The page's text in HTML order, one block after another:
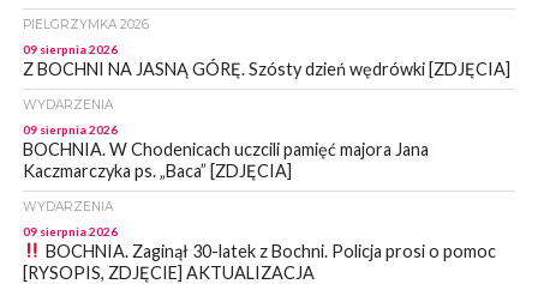
PIELGRZYMKA 2026
09 sierpnia 2026
Z BOCHNI NA JASNĄ GÓRĘ. Szósty dzień wędrówki [ZDJĘCIA]
WYDARZENIA
09 sierpnia 2026
BOCHNIA. W Chodenicach uczcili pamięć majora Jana
Kaczmarczyka ps. „Baca” [ZDJĘCIA]
WYDARZENIA
09 sierpnia 2026
BOCHNIA. Zaginął 30-latek z Bochni. Policja prosi o pomoc
[RYSOPIS, ZDJĘCIE] AKTUALIZACJA